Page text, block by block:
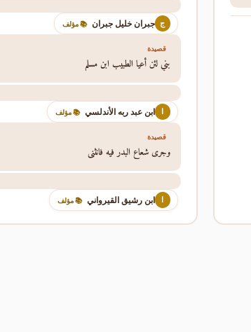
ج جبران خليل جبران 📚 مؤلف
قصيدة
بني لئن أعيا الطبيب ابن مسلم
ا ابن عبد ربه الأندلسي 📚 مؤلف
قصيدة
وجرى شعاع البدر فيه فانثنى
ا ابن رشيق القيرواني 📚 مؤلف